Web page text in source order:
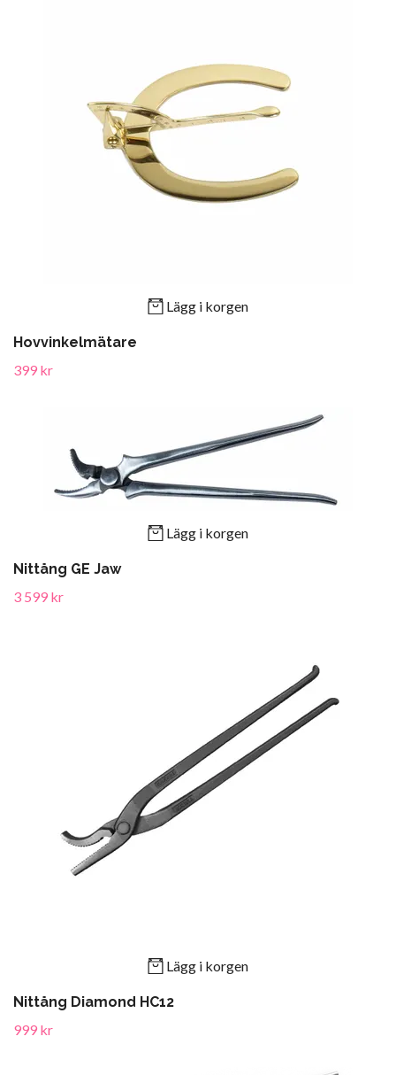
Lägg i korgen
Hovvinkelmätare
399 kr
Lägg i korgen
Nittång GE Jaw
3 599 kr
Lägg i korgen
Nittång Diamond HC12
999 kr